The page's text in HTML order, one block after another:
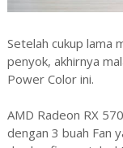
Setelah cukup lama
penyok, akhirnya
Power Color ini.
AMD Radeon RX
dengan 3 buah Fan